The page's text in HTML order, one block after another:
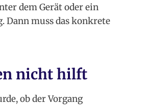
dem Gerät oder ein
Dann muss das konkrete
nicht hilft
ob der Vorgang